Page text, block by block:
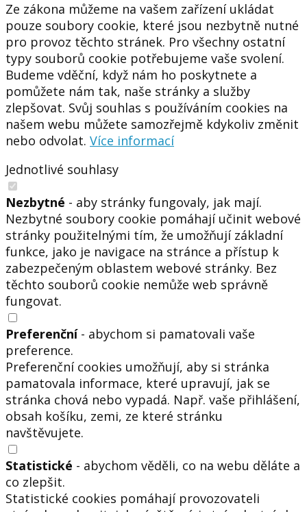
Ze zákona můžeme na vašem zařízení ukládat
pouze soubory cookie, které jsou nezbytně nutné
pro provoz těchto stránek. Pro všechny ostatní
typy souborů cookie potřebujeme vaše svolení.
Budeme vděční, když nám ho poskytnete a
pomůžete nám tak, naše stránky a služby
zlepšovat. Svůj souhlas s používáním cookies na
našem webu můžete samozřejmě kdykoliv změnit
nebo odvolat. Více informací
Jednotlivé souhlasy
Nezbytné - aby stránky fungovaly, jak mají.
Nezbytné soubory cookie pomáhají učinit webové
stránky použitelnými tím, že umožňují základní
funkce, jako je navigace na stránce a přístup k
zabezpečeným oblastem webové stránky. Bez
těchto souborů cookie nemůže web správně
fungovat.
Preferenční- abychom si pamatovali vaše
preference.
Preferenční cookies umožňují, aby si stránka
pamatovala informace, které upravují, jak se
stránka chová nebo vypadá. Např. vaše přihlášení,
obsah košíku, zemi, ze které stránku
navštěvujete.
Statistické - abychom věděli, co na webu děláte a
co zlepšit.
Statistické cookies pomáhají provozovateli